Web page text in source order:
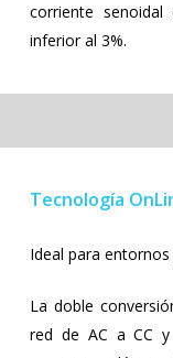
corriente
inferior al 3%.
Tecnología
Ideal para
La doble
red de AC a CC